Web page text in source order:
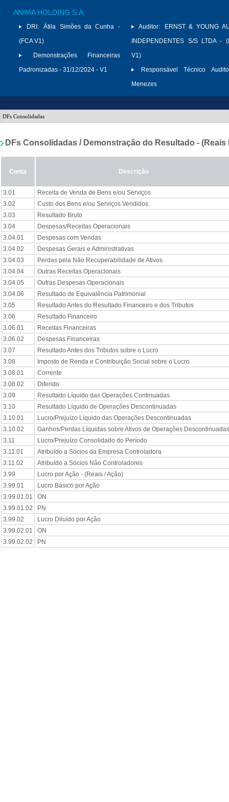
ANIMA HOLDING S.A.
DRI:
Átila Simões da Cunha -
(FCA V1)
Demonstrações Financeiras
Padronizadas - 31/12/2024 - V1
Auditor:
ERNST & YOUNG
INDEPENDENTES S/S LTDA -
V1)
Responsável Técnico
Menezes